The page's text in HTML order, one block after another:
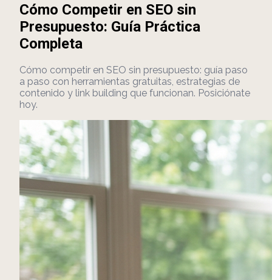
Cómo Competir en SEO sin
Presupuesto: Guía Práctica
Completa
Cómo competir en SEO sin presupuesto: guía paso
a paso con herramientas gratuitas, estrategias de
contenido y link building que funcionan. Posiciónate
hoy.